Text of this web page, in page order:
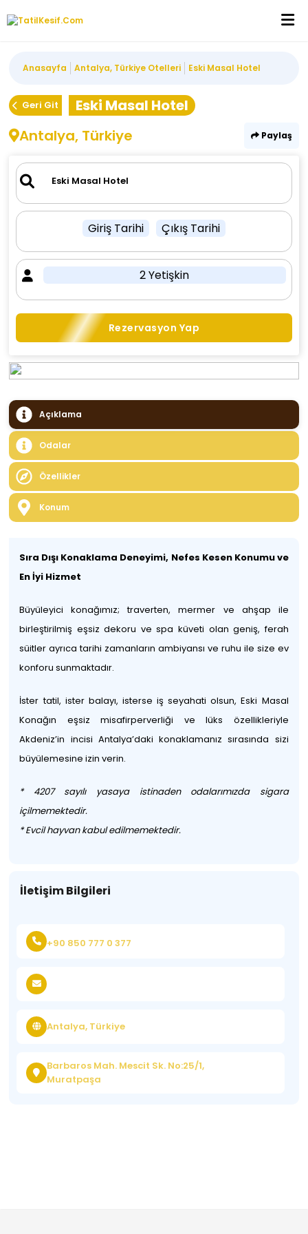
Anasayfa Antalya, Türkiye Otelleri Eski Masal Hotel
Geri Git
Eski Masal Hotel
Antalya, Türkiye
Paylaş
Giriş Tarihi Çıkış Tarihi
2 Yetişkin
Rezervasyon Yap
Açıklama
Odalar
Özellikler
Konum
Sıra Dışı Konaklama Deneyimi, Nefes Kesen Konumu ve
En İyi Hizmet
Büyüleyici konağımız; traverten, mermer ve ahşap ile
birleştirilmiş eşsiz dekoru ve spa küveti olan geniş, ferah
süitler ayrıca tarihi zamanların ambiyansı ve ruhu ile size ev
konforu sunmaktadır.
İster tatil, ister balayı, isterse iş seyahati olsun, Eski Masal
Konağın eşsiz misafirperverliği ve lüks özellikleriyle
Akdeniz’in incisi Antalya’daki konaklamanız sırasında sizi
büyülemesine izin verin.
* 4207 sayılı yasaya istinaden odalarımızda sigara
içilmemektedir.
* Evcil hayvan kabul edilmemektedir.
İletişim Bilgileri
+90 850 777 0 377
Antalya, Türkiye
Barbaros Mah. Mescit Sk. No:25/1,
Muratpaşa